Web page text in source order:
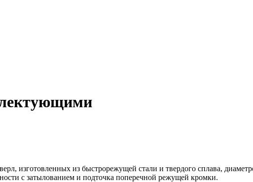
изготовленных из быстрорежущей стали и твердого сплава,
с затылованием и подточка поперечной режущей кромки.